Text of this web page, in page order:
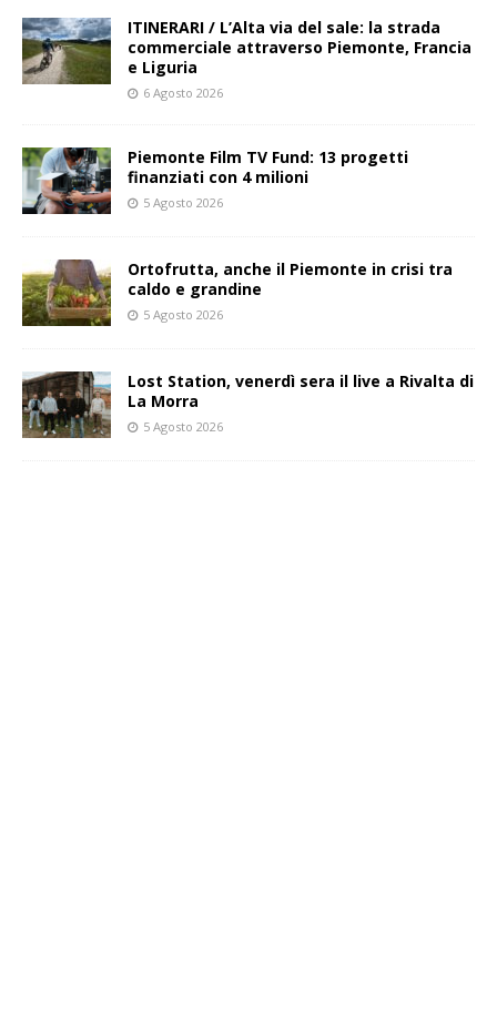
ITINERARI / L’Alta via del sale: la strada
commerciale attraverso Piemonte, Francia
e Liguria
6 Agosto 2026
Piemonte Film TV Fund: 13 progetti
finanziati con 4 milioni
5 Agosto 2026
Ortofrutta, anche il Piemonte in crisi tra
caldo e grandine
5 Agosto 2026
Lost Station, venerdì sera il live a Rivalta di
La Morra
5 Agosto 2026